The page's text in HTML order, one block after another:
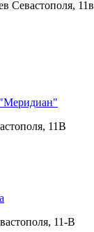
Севастополя, 11в
11B
11-В